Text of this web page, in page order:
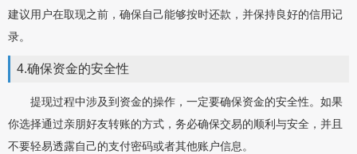
建议用户在取现之前，确保自己能够按时还款，并保持良好的信用记
录。
4.确保资金的安全性
提现过程中涉及到资金的操作，一定要确保资金的安全性。如果
你选择通过亲朋好友转账的方式，务必确保交易的顺利与安全，并且
不要轻易透露自己的支付密码或者其他账户信息。